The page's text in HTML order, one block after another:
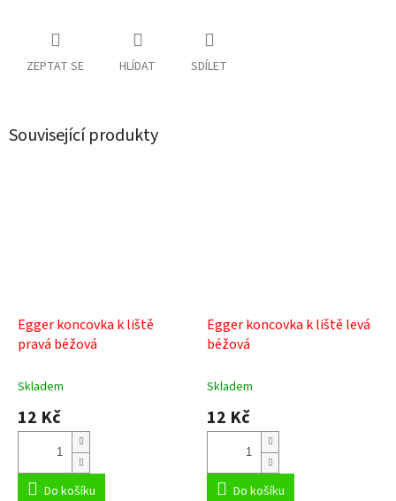
ZEPTAT SE HLÍDAT SDÍLET
Související produkty
Egger koncovka k liště
pravá béžová
Skladem
12 Kč
Do košíku
Egger koncovka k liště levá
béžová
Skladem
12 Kč
Do košíku